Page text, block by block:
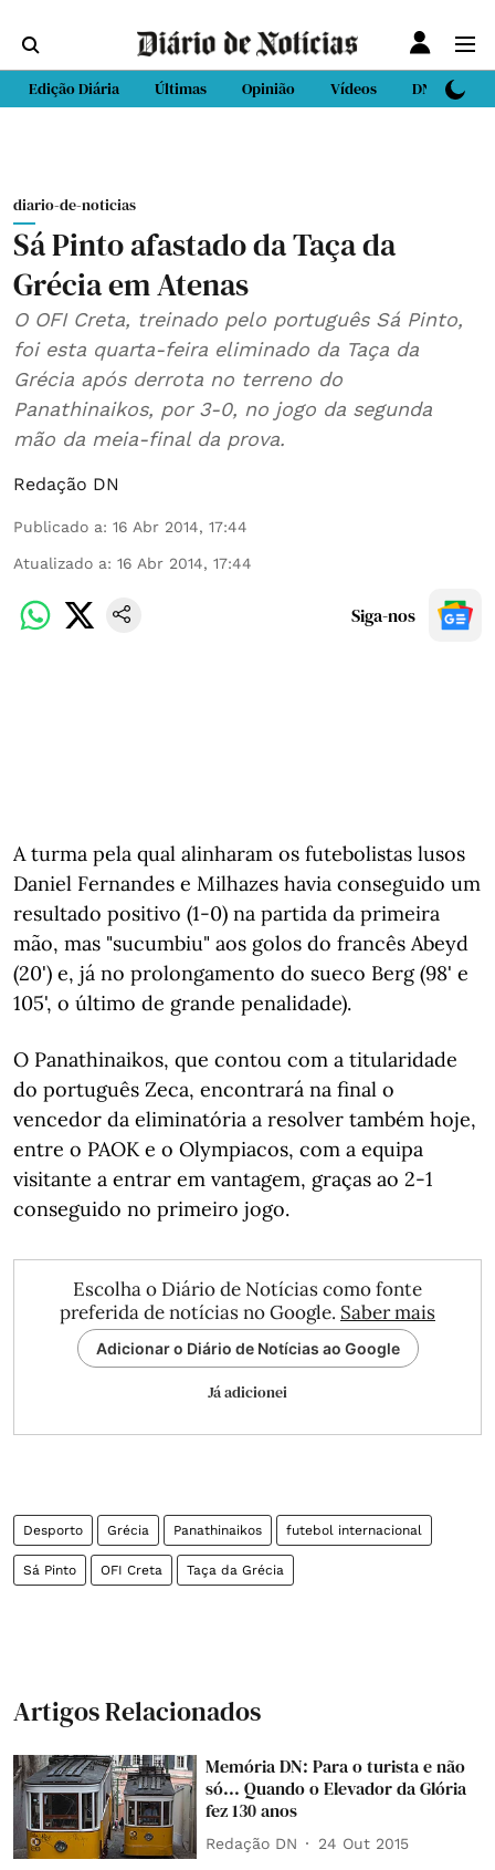
Edição Diária Últimas Opinião Vídeos DN Sport
diario-de-noticias
Sá Pinto afastado da Taça da
Grécia em Atenas
O OFI Creta, treinado pelo português Sá Pinto,
foi esta quarta-feira eliminado da Taça da
Grécia após derrota no terreno do
Panathinaikos, por 3-0, no jogo da segunda
mão da meia-final da prova.
Redação DN
Publicado a: 16 Abr 2014, 17:44
Atualizado a: 16 Abr 2014, 17:44
Siga-nos
A turma pela qual alinharam os futebolistas lusos
Daniel Fernandes e Milhazes havia conseguido um
resultado positivo (1-0) na partida da primeira
mão, mas "sucumbiu" aos golos do francês Abeyd
(20') e, já no prolongamento do sueco Berg (98' e
105', o último de grande penalidade).
O Panathinaikos, que contou com a titularidade
do português Zeca, encontrará na final o
vencedor da eliminatória a resolver também hoje,
entre o PAOK e o Olympiacos, com a equipa
visitante a entrar em vantagem, graças ao 2-1
conseguido no primeiro jogo.
Escolha o Diário de Notícias como fonte
preferida de notícias no Google. Saber mais
Adicionar o Diário de Notícias ao Google
Já adicionei
Desporto Grécia Panathinaikos futebol internacional
Sá Pinto OFI Creta Taça da Grécia
Artigos Relacionados
Memória DN: Para o turista e não
só... Quando o Elevador da Glória
fez 130 anos
Redação DN 24 Out 2015